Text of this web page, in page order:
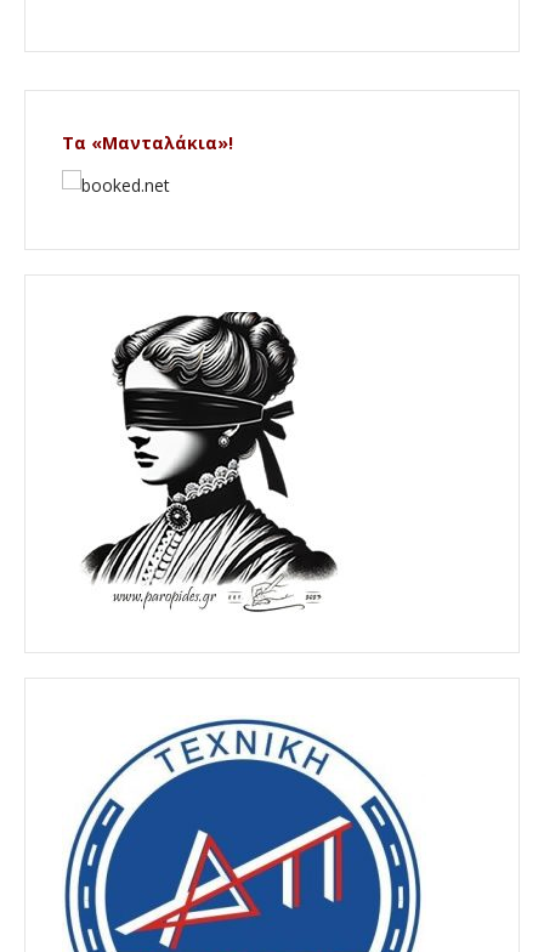
Τα «Μανταλάκια»!